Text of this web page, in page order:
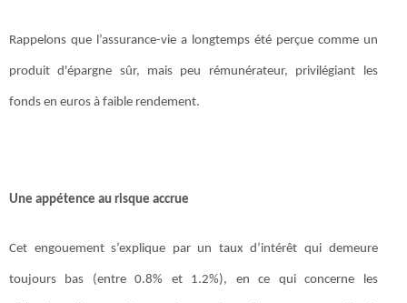
Rappelons que l’assurance-vie a longtemps été perçue comme un
produit d'épargne sûr, mais peu rémunérateur, privilégiant les
fonds en euros à faible rendement.
Une appétence au risque accrue
Cet engouement s’explique par un taux d’intérêt qui demeure
toujours bas (entre 0.8% et 1.2%), en ce qui concerne les